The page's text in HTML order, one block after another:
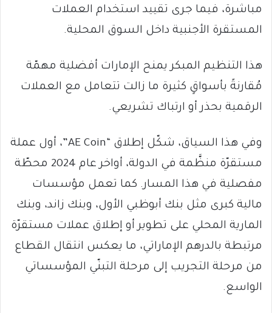
مباشرة، فيما جرى تقييد استخدام العملات
المستقرة الأجنبية داخل السوق المحلية.
هذا التنظيم المبكر يمنح الإمارات أفضلية مهمّة
مُقارنةً بأسواقٍ كثيرة ما زالت تتعامل مع العملات
الرقمية بحذر أو ارتباك تشريعي.
وفي هذا السياق، شكّل إطلاق “AE Coin”، أول عملة
مستقرّة منظَّمة في الدولة، أواخر عام 2024 محطّة
مفصلية في هذا المسار. كما تعمل مؤسسات
مالية كبرى مثل بنك أبوظبي الأول، وبنك زاند، وبنك
المارية المحلي على تطوير أو إطلاق عملات مستقرّة
مرتبطة بالدرهم الإماراتي، ما يعكس انتقال القطاع
من مرحلة التجريب إلى مرحلة التبنّي المؤسساتي
الواسع.